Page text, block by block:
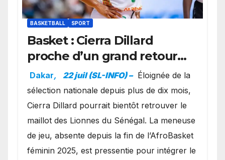
BASKETBALL SPORT
Basket : Cierra Dillard
proche d’un grand retour
avec les Lionnes ?
Dakar, 22 juil (SL-INFO) – Éloignée de la
sélection nationale depuis plus de dix mois,
Cierra Dillard pourrait bientôt retrouver le
maillot des Lionnes du Sénégal. La meneuse
de jeu, absente depuis la fin de l’AfroBasket
féminin 2025, est pressentie pour intégrer le